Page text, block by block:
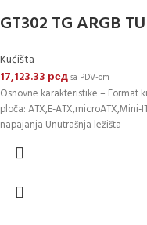
GT302 TG ARGB
Kućišta
17,123.33 рсдsa PDV-om
Osnovne karakteristike – Format
ploča: ATX,E-
napajanja Unutrašnja ležišta